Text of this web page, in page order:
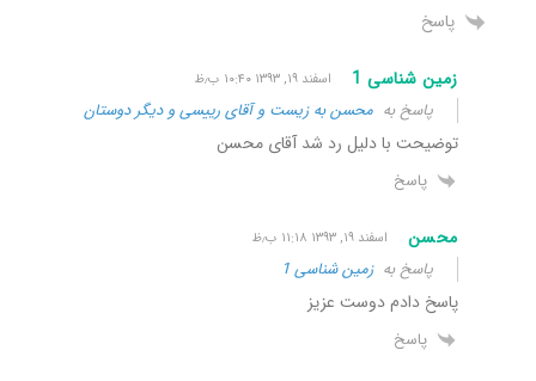
پاسخ
زمین شناسی 1 اسفند ۱۹, ۱۳۹۳ ۱۰:۴۰ ب٫ظ
پاسخ به محسن به زیست و آقای رییسی و دیگر دوستان
توضیحت با دلیل رد شد آقای محسن
پاسخ
محسن اسفند ۱۹, ۱۳۹۳ ۱۱:۱۸ ب٫ظ
پاسخ بهزمین شناسی 1
پاسخ دادم دوست عزیز
پاسخ